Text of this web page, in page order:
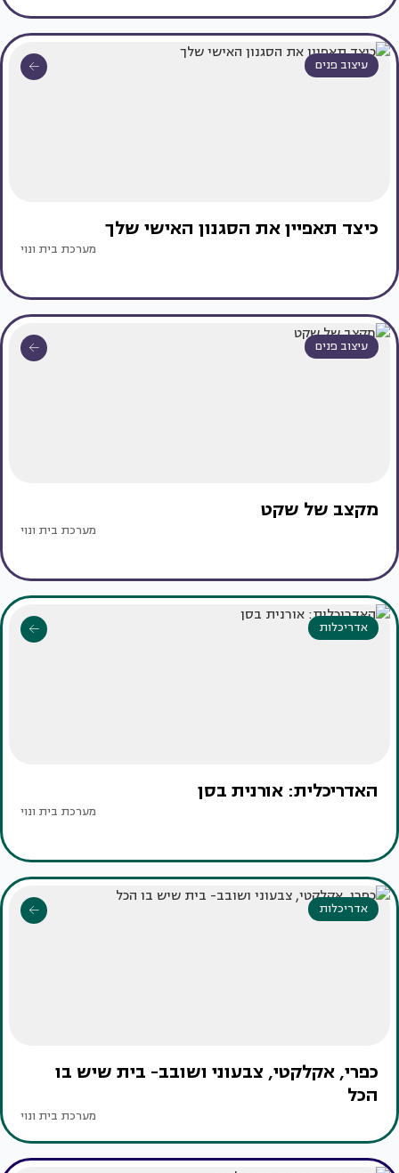
עיצוב פנים
כיצד תאפיין את הסגנון האישי שלך
מערכת בית ונוי
עיצוב פנים
מקצב של שקט
מערכת בית ונוי
אדריכלות
האדריכלית: אורנית בסן
מערכת בית ונוי
אדריכלות
כפרי, אקלקטי, צבעוני ושובב- בית שיש בו
הכל
מערכת בית ונוי